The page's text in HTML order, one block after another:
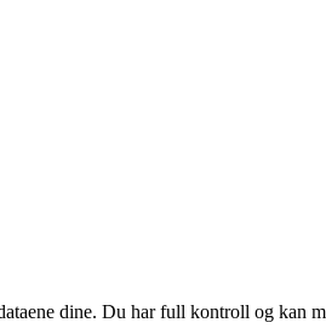
dine. Du har full kontroll og kan